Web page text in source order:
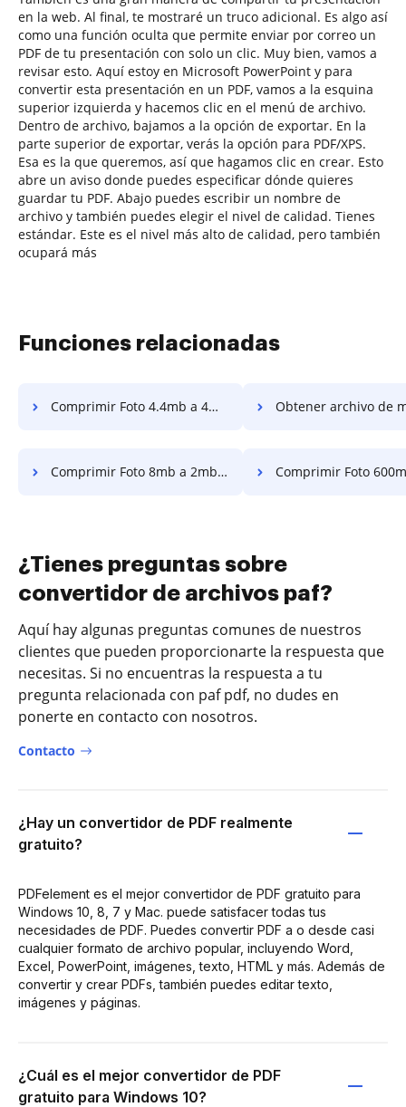
en la web. Al final, te mostraré un truco adicional. Es algo así
como una función oculta que permite enviar por correo un
PDF de tu presentación con solo un clic. Muy bien, vamos a
revisar esto. Aquí estoy en Microsoft PowerPoint y para
convertir esta presentación en un PDF, vamos a la esquina
superior izquierda y hacemos clic en el menú de archivo.
Dentro de archivo, bajamos a la opción de exportar. En la
parte superior de exportar, verás la opción para PDF/XPS.
Esa es la que queremos, así que hagamos clic en crear. Esto
abre un aviso donde puedes especificar dónde quieres
guardar tu PDF. Abajo puedes escribir un nombre de
archivo y también puedes elegir el nivel de calidad. Tienes
estándar. Este es el nivel más alto de calidad, pero también
ocupará más
Funciones relacionadas
Comprimir Foto 4.4mb a 4mb en línea en unos pocos clics Obtener archivo de menos de 2mb comprimir foto en
Comprimir Foto 8mb a 2mb en unos pocos clics Comprimir Foto 600mb en unos
¿Tienes preguntas sobre
convertidor de archivos paf?
Aquí hay algunas preguntas comunes de nuestros
clientes que pueden proporcionarte la respuesta que
necesitas. Si no encuentras la respuesta a tu
pregunta relacionada con paf pdf, no dudes en
ponerte en contacto con nosotros.
Contacto
¿Hay un convertidor de PDF realmente
gratuito?
PDFelement es el mejor convertidor de PDF gratuito para
Windows 10, 8, 7 y Mac. puede satisfacer todas tus
necesidades de PDF. Puedes convertir PDF a o desde casi
cualquier formato de archivo popular, incluyendo Word,
Excel, PowerPoint, imágenes, texto, HTML y más. Además de
convertir y crear PDFs, también puedes editar texto,
imágenes y páginas.
¿Cuál es el mejor convertidor de PDF
gratuito para Windows 10?